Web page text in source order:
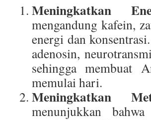
Meningkatkan
mengandung kafein,
energi dan
adenosin,
sehingga membuat
memulai hari.
Meningkatkan
menunjukkan